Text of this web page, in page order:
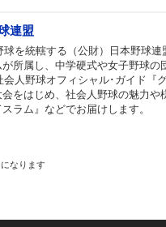
連盟
を統轄する（公財）日本野球連
所属し、中学硬式や女子野球の
会人野球オフィシャル･ガイド『
をはじめ、社会人野球の魅力や
ラム』などでお届けします。
なります